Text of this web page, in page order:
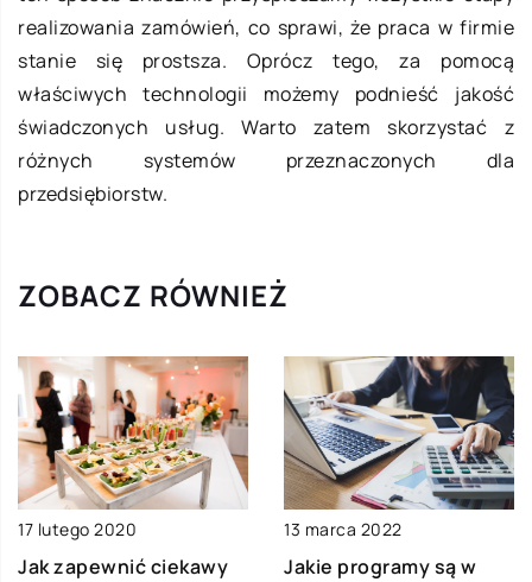
realizowania zamówień, co sprawi, że praca w firmie
stanie się prostsza. Oprócz tego, za pomocą
właściwych technologii możemy podnieść jakość
świadczonych usług. Warto zatem skorzystać z
różnych systemów przeznaczonych dla
przedsiębiorstw.
ZOBACZ RÓWNIEŻ
17 lutego 2020
Jak zapewnić ciekawy
13 marca 2022
Jakie programy są w